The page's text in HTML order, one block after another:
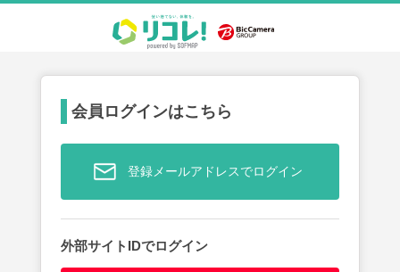
会員ログインはこちら
登録メールアドレスでログイン
外部サイトIDでログイン